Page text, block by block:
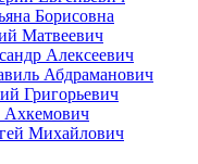
Борисовна
Матвеевич
Алексеевич
Абдраманович
Григорьевич
Михайлович